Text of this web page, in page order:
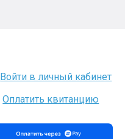
Войти в личный кабинет
Оплатить квитанцию